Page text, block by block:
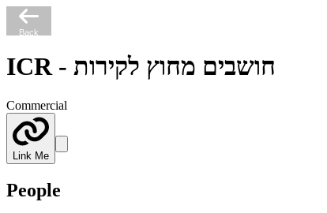
Back
ICR - חושבים מחוץ לקירות
Commercial
Link Me
People